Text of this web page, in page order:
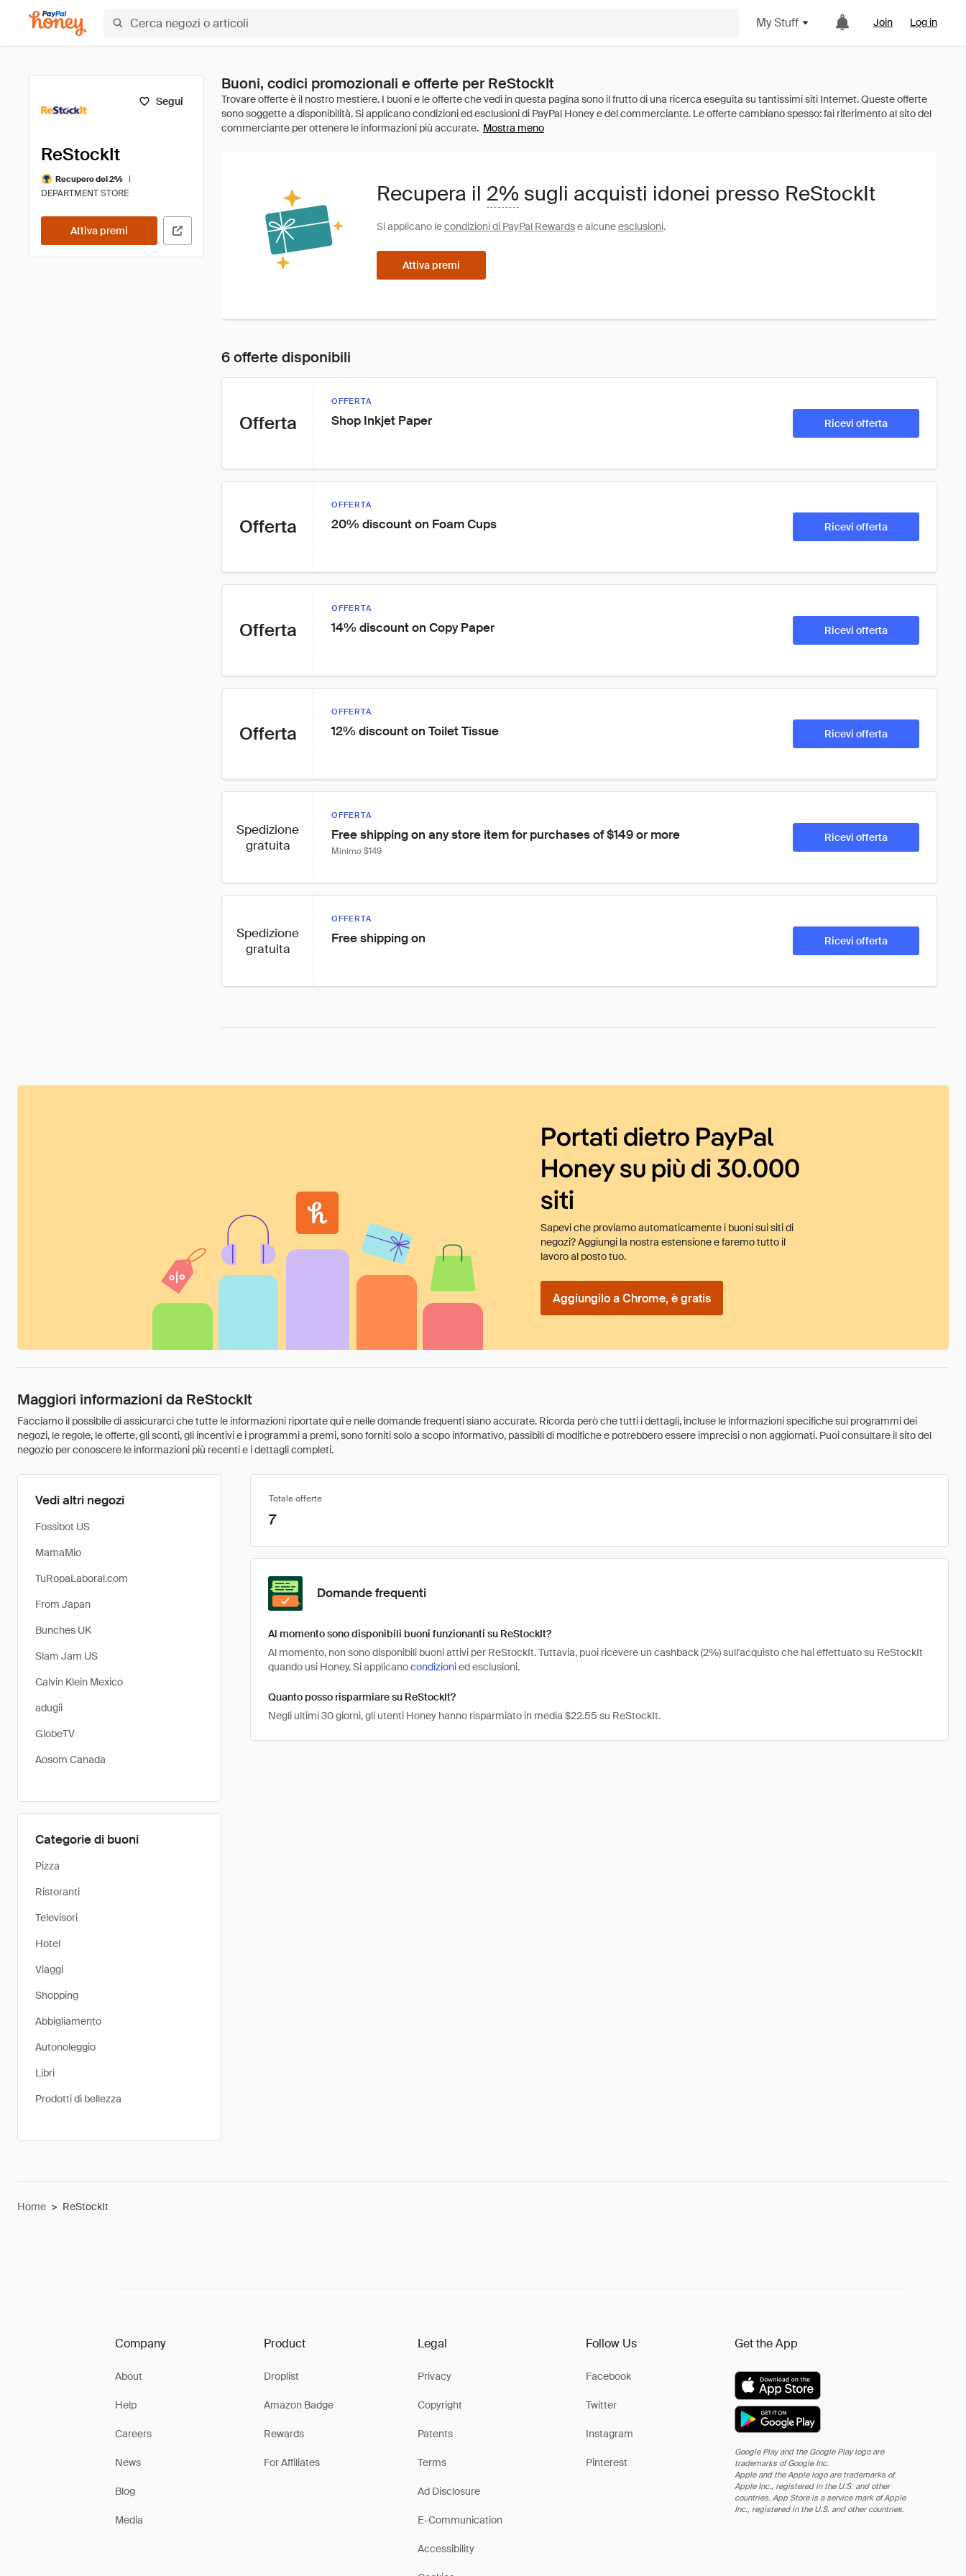
My Stuff Join Log in
Segui
ReStockIt
Recupero del 2%
|
DEPARTMENT STORE
Attiva premi
Buoni, codici promozionali e offerte per ReStockIt
Mostra meno
Recupera il 2% sugli acquisti idonei presso ReStockIt
Si applicano lecondizioni di PayPal Rewardse alcuneesclusioni.
Attiva premi
6 offerte disponibili
Offerta
OFFERTA
Shop Inkjet Paper Ricevi offerta
Offerta
OFFERTA
20% discount on Foam Cups Ricevi offerta
Offerta
OFFERTA
14% discount on Copy Paper Ricevi offerta
Offerta
OFFERTA
12% discount on Toilet Tissue Ricevi offerta
Spedizione
gratuita
OFFERTA
Free shipping on any store item for purchases of $149 or more
Minimo $149
Ricevi offerta
Spedizione
gratuita
OFFERTA
Free shipping on Ricevi offerta
Portati dietro PayPal
Honey su più di 30.000
siti
Sapevi che proviamo automaticamente i buoni sui siti di
negozi? Aggiungi la nostra estensione e faremo tutto il
lavoro al posto tuo.
Aggiungilo a Chrome, è gratis
Maggiori informazioni da ReStockIt
Facciamo il possibile di assicurarci che tutte le informazioni riportate qui e nelle domande frequenti siano accurate. Ricorda però che tutti i dettagli, incluse le informazioni specifiche sui programmi dei
negozi, le regole, le offerte, gli sconti, gli incentivi e i programmi a premi, sono forniti solo a scopo informativo, passibili di modifiche e potrebbero essere imprecisi o non aggiornati. Puoi consultare il sito del
negozio per conoscere le informazioni più recenti e i dettagli completi.
Vedi altri negozi
Fossibot US
MamaMio
TuRopaLaboral.com
From Japan
Bunches UK
Slam Jam US
Calvin Klein Mexico
adugii
GlobeTV
Aosom Canada
Categorie di buoni
Pizza
Ristoranti
Televisori
Hotel
Viaggi
Shopping
Abbigliamento
Autonoleggio
Libri
Prodotti di bellezza
Totale offerte
7
Domande frequenti
Al momento sono disponibili buoni funzionanti su ReStockIt?
Al momento, non sono disponibili buoni attivi per ReStockIt. Tuttavia, puoi ricevere un cashback (2%) sull'acquisto che hai effettuato su ReStockIt
quando usi Honey. Si applicanocondizionied esclusioni.
Quanto posso risparmiare su ReStockIt?
Negli ultimi 30 giorni, gli utenti Honey hanno risparmiato in media $22.55 su ReStockIt.
Home > ReStockIt
Company
About
Help
Careers
News
Blog
Media
Product
Droplist
Amazon Badge
Rewards
For Affiliates
Legal
Privacy
Copyright
Patents
Terms
Ad Disclosure
E-Communication
Accessibility
Follow Us
Facebook
Twitter
Instagram
Pinterest
Get the App
Google Play and the Google Play logo are
trademarks of Google Inc.
Apple and the Apple logo are trademarks of
Apple Inc., registered in the U.S. and other
countries. App Store is a service mark of Apple
Inc., registered in the U.S. and other countries.